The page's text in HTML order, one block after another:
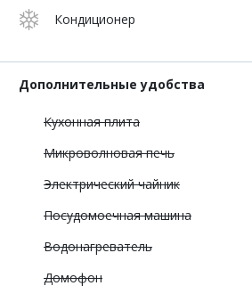
Кондиционер
Дополнительные удобства
Кухонная плита
Микроволновая печь
Электрический чайник
Посудомоечная машина
Водонагреватель
Домофон